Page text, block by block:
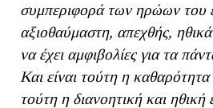
συμπεριφορά των ηρώων του
αξιοθαύμαστη, απεχθής,
να έχει αμφιβολίες για τα
Και είναι τούτη η
τούτη η διανοητική και